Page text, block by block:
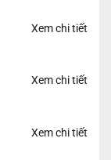
Xem chi tiết
Xem chi tiết
Xem chi tiết